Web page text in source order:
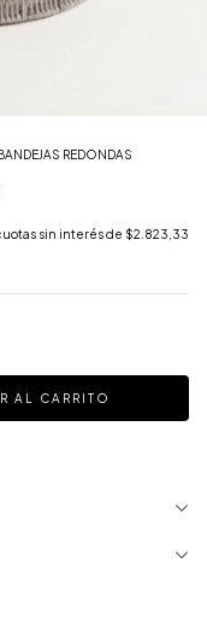
REDONDAS
sin interés de $2.823,33